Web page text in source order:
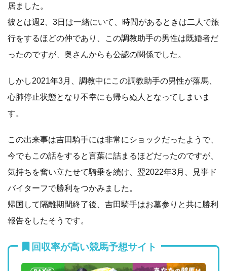
居ました。
彼とは週2、3日は一緒にいて、時間があるときは二人で旅
行をするほどの仲であり、この調教助手の男性は既婚者だ
ったのですが、奥さんからも公認の関係でした。
しかし2021年3月、調教中にこの調教助手の男性が落馬、
心肺停止状態となり不幸にも帰らぬ人となってしまいま
す。
この出来事は吉田騎手には非常にショックだったようで、
今でもこの話をすると言葉に詰まるほどだったのですが、
気持ちを奮い立たせて騎乗を続け、翌2022年3月、見事ド
バイターフで勝利をつかみました。
帰国して隔離期間終了後、吉田騎手はお墓参りと共に勝利
報告をしたそうです。
回収率が高い競馬予想サイト